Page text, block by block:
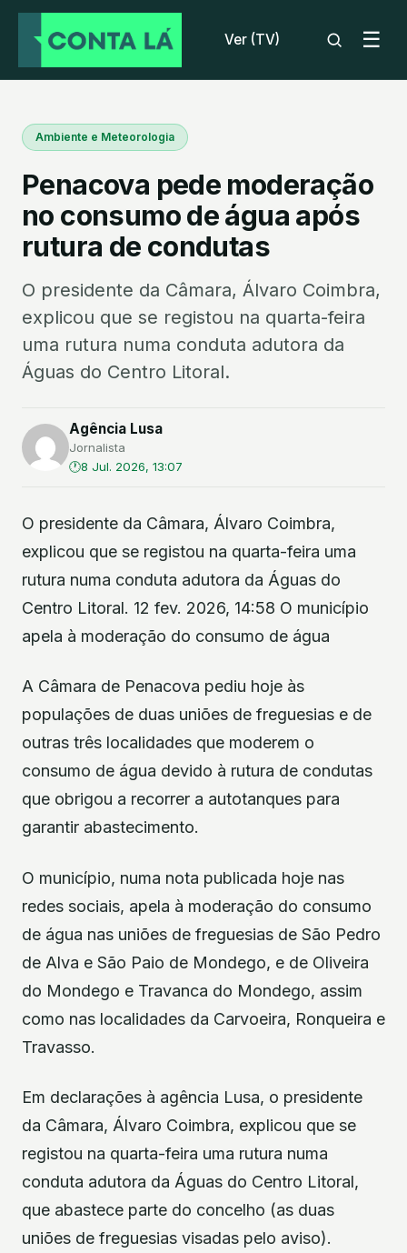
Ver (TV) ☰
Ambiente e Meteorologia
Penacova pede moderação
no consumo de água após
rutura de condutas
O presidente da Câmara, Álvaro Coimbra,
explicou que se registou na quarta-feira
uma rutura numa conduta adutora da
Águas do Centro Litoral.
Agência Lusa
Jornalista
8 Jul. 2026, 13:07
O presidente da Câmara, Álvaro Coimbra,
explicou que se registou na quarta-feira uma
rutura numa conduta adutora da Águas do
Centro Litoral. 12 fev. 2026, 14:58 O município
apela à moderação do consumo de água
A Câmara de Penacova pediu hoje às
populações de duas uniões de freguesias e de
outras três localidades que moderem o
consumo de água devido à rutura de condutas
que obrigou a recorrer a autotanques para
garantir abastecimento.
O município, numa nota publicada hoje nas
redes sociais, apela à moderação do consumo
de água nas uniões de freguesias de São Pedro
de Alva e São Paio de Mondego, e de Oliveira
do Mondego e Travanca do Mondego, assim
como nas localidades da Carvoeira, Ronqueira e
Travasso.
Em declarações à agência Lusa, o presidente
da Câmara, Álvaro Coimbra, explicou que se
registou na quarta-feira uma rutura numa
conduta adutora da Águas do Centro Litoral,
que abastece parte do concelho (as duas
uniões de freguesias visadas pelo aviso).